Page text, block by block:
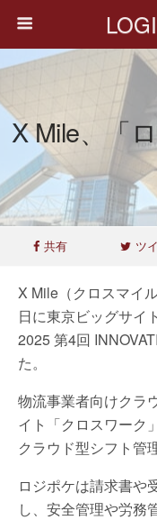
X Mile、「
共有 ツ
X Mile（クロスマイ
日に東京ビッグサイ
2025 第4回
た。
物流事業者向けクラ
イト「クロスワーク
クラウド型シフト管
ロジポケは請求書や
し、安全管理や労務